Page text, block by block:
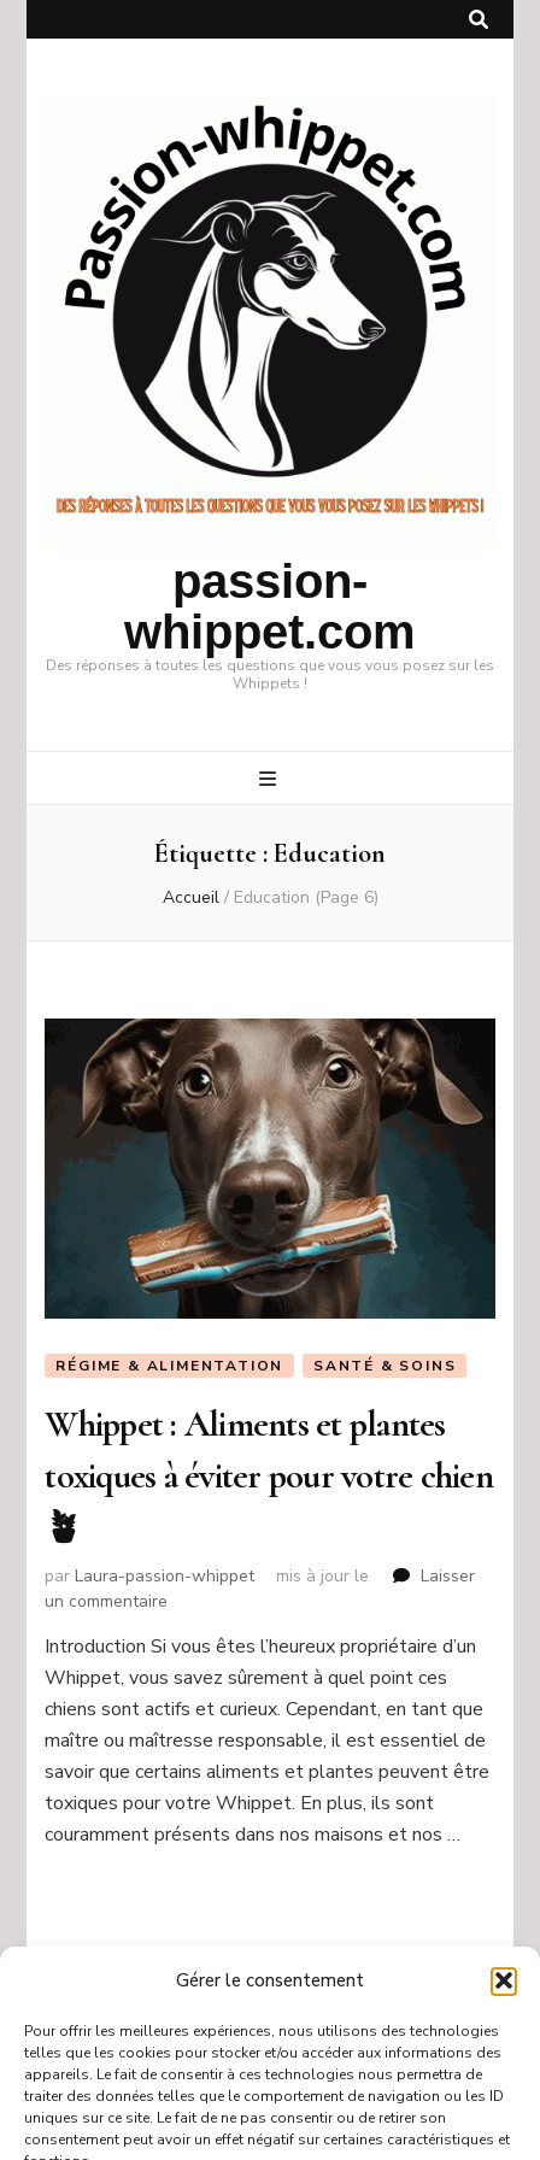
Gérer le consentement
Pour offrir les meilleures expériences, nous utilisons des technologies
telles que les cookies pour stocker et/ou accéder aux informations des
appareils. Le fait de consentir à ces technologies nous permettra de
traiter des données telles que le comportement de navigation ou les ID
uniques sur ce site. Le fait de ne pas consentir ou de retirer son
consentement peut avoir un effet négatif sur certaines caractéristiques et
passion-
whippet.com
Des réponses à toutes les questions que vous vous posez sur les
Whippets !
Étiquette :Education
Accueil / Education (Page 6)
RÉGIME & ALIMENTATION SANTÉ & SOINS
Whippet : Aliments et plantes
toxiques à éviter pour votre chien
🪴
parLaura-passion-whippet mis à jour le
Laisser
un commentaire
Aliments
et
toxiques
à
éviter
pour
Introduction Si vous êtes l’heureux propriétaire d’un
Whippet, vous savez sûrement à quel point ces
chiens sont actifs et curieux. Cependant, en tant que
maître ou maîtresse responsable, il est essentiel de
savoir que certains aliments et plantes peuvent être
toxiques pour votre Whippet. En plus, ils sont
couramment présents dans nos maisons et nos …
publications
Page
5 Page
6